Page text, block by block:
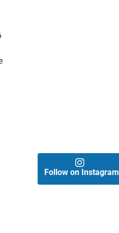
Follow on Instagram